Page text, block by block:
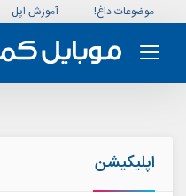
موضوعات داغ! آموزش اپل
اپلیکیشن